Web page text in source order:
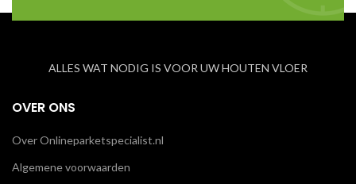
ALLES WAT NODIG IS VOOR UW HOUTEN VLOER
OVER ONS
Over Onlineparketspecialist.nl
Algemene voorwaarden